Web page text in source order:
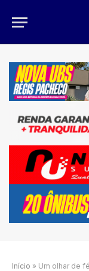
Início » Um olhar de fé e